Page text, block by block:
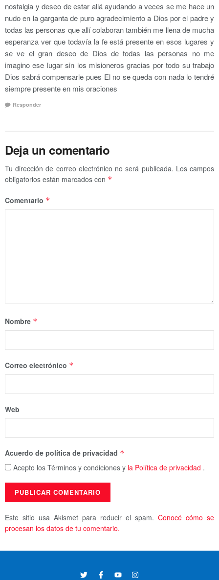
nostalgia y deseo de estar allá ayudando a veces se me hace un
nudo en la garganta de puro agradecimiento a Dios por el padre y
todas las personas que allí colaboran también me llena de mucha
esperanza ver que todavía la fe está presente en esos lugares y
se ve el gran deseo de Dios de todas las personas no me
imagino ese lugar sin los misioneros gracias por todo su trabajo
Dios sabrá compensarle pues El no se queda con nada lo tendré
siempre presente en mis oraciones
Responder
Deja un comentario
Tu dirección de correo electrónico no será publicada. Los campos
obligatorios están marcados con *
Comentario *
Nombre *
Correo electrónico *
Web
Acuerdo de política de privacidad *
Acepto los Términos y condiciones y la Política de privacidad .
Este sitio usa Akismet para reducir el spam. Conocé cómo se
procesan los datos de tu comentario.